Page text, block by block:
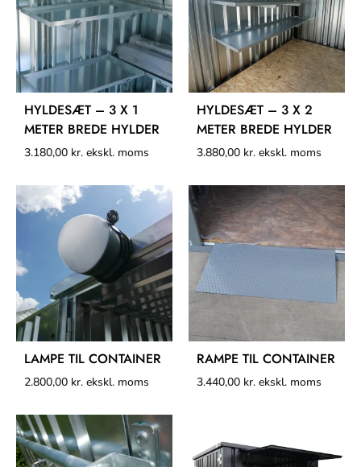
HYLDESÆT – 3 X 1
METER BREDE HYLDER
3.180,00 kr. ekskl. moms
HYLDESÆT – 3 X 2
METER BREDE HYLDER
3.880,00 kr. ekskl. moms
LAMPE TIL CONTAINER
2.800,00 kr. ekskl. moms
RAMPE TIL CONTAINER
3.440,00 kr. ekskl. moms